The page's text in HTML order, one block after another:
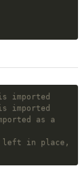
imported
imported
as a
left in place,